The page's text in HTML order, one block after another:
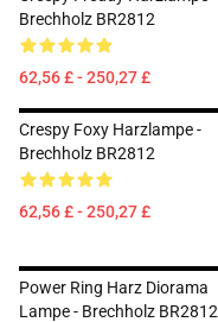
Brechholz BR2812
62,56 £ - 250,27 £
Crespy Foxy Harzlampe -
Brechholz BR2812
62,56 £ - 250,27 £
Power Ring Harz Diorama
Lampe - Brechholz BR2812